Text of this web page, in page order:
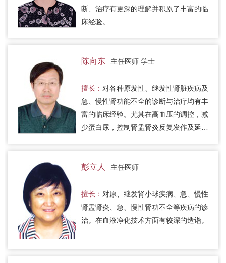
断、治疗有更深的理解并积累了丰富的临
床经验。
陈向东 主任医师 学士
擅长： 对各种原发性、继发性肾脏疾病及
急、慢性肾功能不全的诊断与治疗均有丰
富的临床经验。尤其在高血压的调控，减
少蛋白尿，控制肾盂肾炎反复发作及延缓
彭立人 主任医师
擅长： 对原、继发肾小球疾病、急、慢性
肾盂肾炎、急、慢性肾功不全等疾病的诊
治。在血液净化技术方面有较深的造诣。